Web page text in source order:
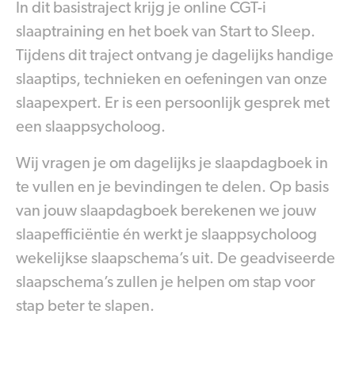
In dit basistraject krijg je online CGT-i
slaaptraining en het boek van Start to Sleep.
Tijdens dit traject ontvang je dagelijks handige
slaaptips, technieken en oefeningen van onze
slaapexpert. Er is een persoonlijk gesprek met
een slaappsycholoog.
Wij vragen je om dagelijks je slaapdagboek in
te vullen en je bevindingen te delen. Op basis
van jouw slaapdagboek berekenen we jouw
slaapefficiëntie én werkt je slaappsycholoog
wekelijkse slaapschema’s uit. De geadviseerde
slaapschema’s zullen je helpen om stap voor
stap beter te slapen.